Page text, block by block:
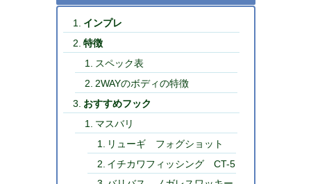
インプレ
特徴
スペック表
2WAYのボディの特徴
おすすめフック
マスバリ
リューギ フォグショット
イチカワフィッシング CT-5